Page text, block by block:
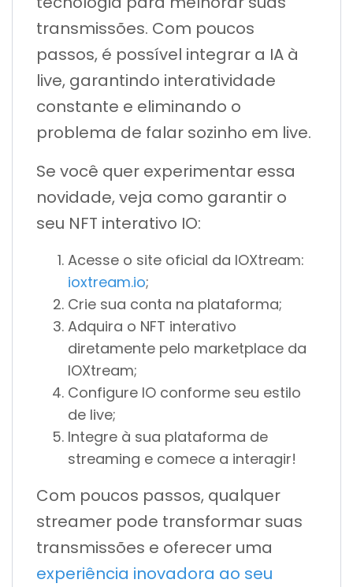
transmissões. Com poucos
passos, é possível integrar a IA à
live, garantindo interatividade
constante e eliminando o
problema de falar sozinho em live.
Se você quer experimentar essa
novidade, veja como garantir o
seu NFT interativo IO:
Acesse o site oficial da IOXtream:
ioxtream.io;
Crie sua conta na plataforma;
Adquira o NFT interativo
diretamente pelo marketplace da
IOXtream;
Configure IO conforme seu estilo
de live;
Integre à sua plataforma de
streaming e comece a interagir!
Com poucos passos, qualquer
streamer pode transformar suas
transmissões e oferecer uma
experiência inovadora ao seu